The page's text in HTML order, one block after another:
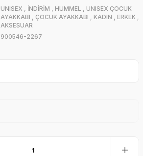
UNISEX , İNDİRİM , HUMMEL , UNISEX ÇOCUK
AYAKKABI , ÇOCUK AYAKKABI , KADIN , ERKEK ,
AKSESUAR
900546-2267